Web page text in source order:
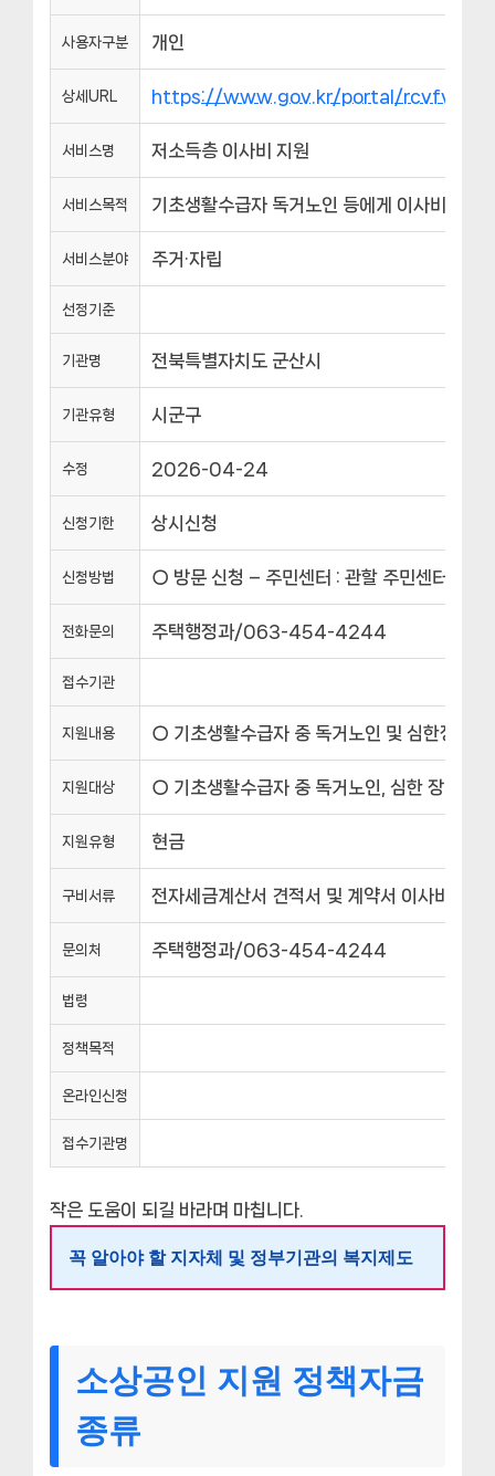
사용자구분 개인
상세URL https://www.gov.kr/portal/
서비스명 저소득층 이사비 지원
서비스목적 기초생활수급자 독거노인 등에게 이사비 지원
서비스분야 주거·자립
선정기준
기관명 전북특별자치도 군산시
기관유형 시군구
수정 2026-04-24
신청기한 상시신청
신청방법 ○ 방문 신청 – 주민센터 : 관할 주민센터 방문
전화문의 주택행정과/063-454-4244
접수기관
지원내용 ○ 기초생활수급자 중 독거노인 및 심한장애
지원대상 ○ 기초생활수급자 중 독거노인, 심한 장애인
지원유형 현금
구비서류 전자세금계산서 견적서 및 계약서 이사비 지
문의처 주택행정과/063-454-4244
법령
정책목적
온라인신청
접수기관명
작은 도움이 되길 바라며 마칩니다.
꼭 알아야 할 지자체 및 정부기관의 복지제도
소상공인 지원 정책자금
종류